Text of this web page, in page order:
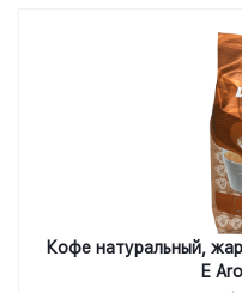
Кофе натуральный,
E